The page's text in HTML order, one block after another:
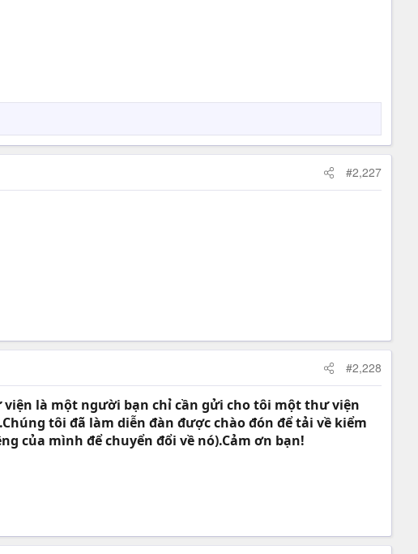
#2,227
#2,228
là một người bạn chỉ cần gửi cho tôi một thư viện
tôi đã làm diễn đàn được chào đón để tải về kiểm
của mình để chuyển đổi về nó).Cảm ơn bạn!